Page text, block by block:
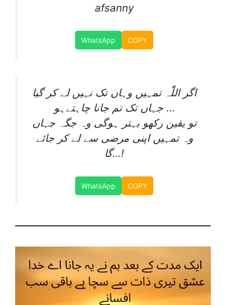
afsanny
WhatsApp COPY
اگر اللّٰہ تمہیں وہاں تک نہیں لے کر گیا
جہاں تک تم جانا چاہتےہو …
تو یقین رکھو بہتر ہوگی وہ جگہ جہاں
وہ تمہیں اپنی مرضی سے لے کر جائے
گا…!
WhatsApp COPY